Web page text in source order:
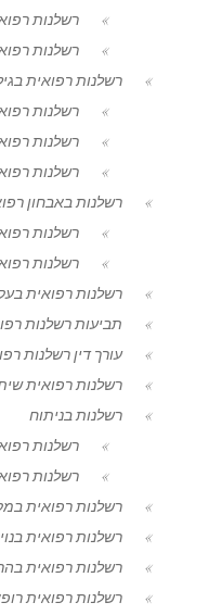
רשלנות
רשלנות
רשלנות רפואית
רשלנות
רשלנות
רשלנות
רשלנות באבחון
רשלנות
רשלנות
רשלנות רפואית
תביעות רשלנות
עורך דין רשלנות
רשלנות רפואית
רשלנות בניתוח
רשלנות
רשלנות
רשלנות רפואית
רשלנות רפואית
רשלנות רפואית
רשלנות רפואית